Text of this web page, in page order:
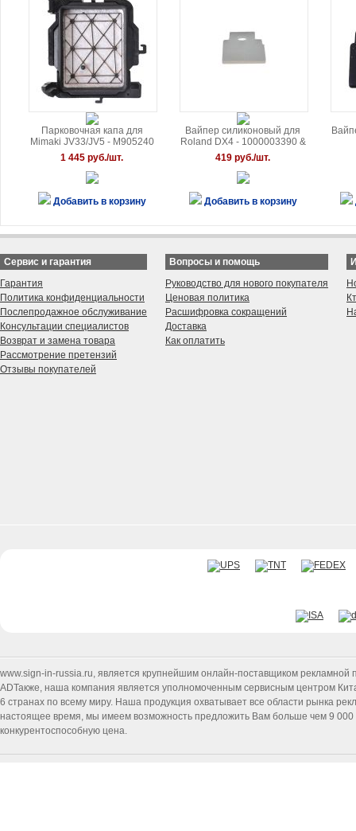
Парковочная капа для
Mimaki JV33/JV5 - M905240
1 445 руб./шт.
Добавить в корзину
Вайпер силиконовый для
Roland DX4 - 1000003390 &
11379105
419 руб./шт.
Добавить в корзину
Сервис и гарантия
Гарантия
Политика конфиденциальности
Послепродажное обслуживание
Консультации специалистов
Возврат и замена товара
Рассмотрение претензий
Отзывы покупателей
Вопросы и помощь
Руководство для нового покупателя
Ценовая политика
Расшифровка сокращений
Доставка
Как оплатить
www.sign-in-russia.ru, является крупнейшим онлайн-поставщиком рекламной
ADТакже, наша компания является уполномоченным сервисным центром
6 странах по всему миру. Наша продукция охватывает все области рынка
настоящее время, мы имеем возможность предложить Вам больше чем 9 000
конкурентоспособную цена.